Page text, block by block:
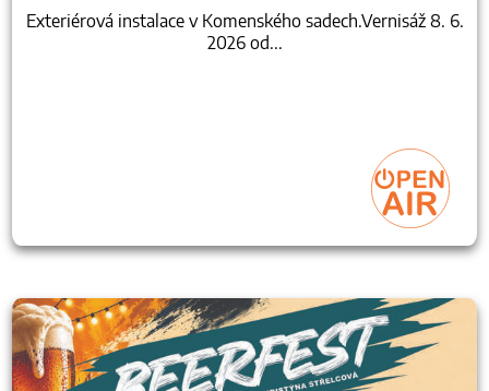
Exteriérová instalace v Komenského sadech.Vernisáž 8. 6.
2026 od...